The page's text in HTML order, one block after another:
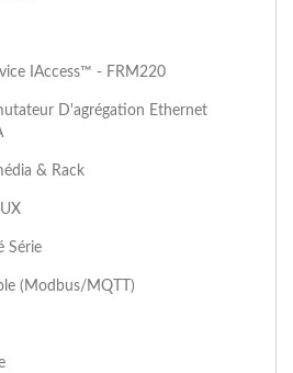
IAccess™ - FRM220
D'agrégation Ethernet
& Rack
Série
(Modbus/MQTT)